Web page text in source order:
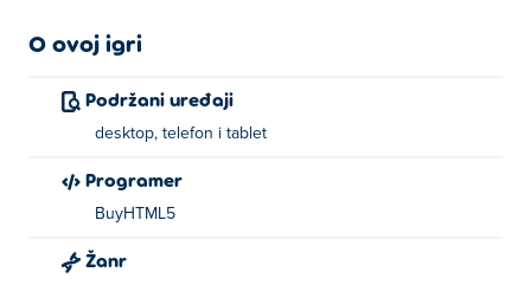
O ovoj igri
Podržani uređaji
desktop, telefon i tablet
Programer
BuyHTML5
Žanr